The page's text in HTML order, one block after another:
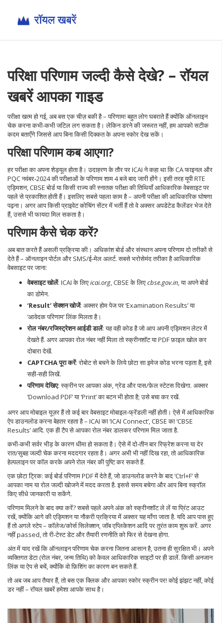
परिक्षा परिणाम जल्दी कैसे देखे? – रॉयल
खबरें आपका गाइड
परीक्षा खत्म हो गई, अब बस एक चीज़ बकी है – परिणाम! बहुत लोग घबराते हैं क्योंकि ऑनलाइन
चेक करना कभी‑कभी जटिल लग सकता है। लेकिन डरने की जरूरत नहीं, हम आपको सटीक
कदम बताएँगे जिससे आप बिना किसी दिक्कत के अपना स्कोर देख सकें।
परिक्षा परिणाम कब आएगा?
हर परीक्षा का अपना शेड्यूल होता है। उदाहरण के तौर पर ICAI ने कहा था कि CA फाइनल और
PQC नवंबर‑2024 की परीक्षाओं के परिणाम शाम 4 बजे बाद जारी होंगे। इसी तरह यूपी RTE
एड्मिशन, CBSE बोर्ड या किसी राज्य की स्नातक परीक्षा की तिथियाँ आधिकारिक वेबसाइट पर
पहले से प्रकाशित होती हैं। इसलिए सबसे पहला काम है – अपनी परीक्षा की आधिकारिक घोषणा
पढ़ना। अगर आप किसी प्राइवेट कोचिंग सेंटर में भर्ती हैं तो वे अक्सर अपडेटेड कैलेंडर भेज देते
हैं, उससे भी फायदा मिल सकता है।
परिणाम कैसे चेक करें?
अब बात करते हैं असली प्रक्रिया की। अधिकांश बोर्ड और संस्थान अपना परिणाम दो तरीकों से
देते हैं – ऑनलाइन पोर्टल और SMS/ई‑मेल अलर्ट. सबसे भरोसेमंद तरीका है आधिकारिक
वेबसाइट पर जाना:
वेबसाइट खोलें: ICAI के लिएicai.org, CBSE के लिएcbse.gov.in, या अपने बोर्ड
का डोमेन.
‘Result’ सेक्शन खोजें: अक्सर होम पेज पर ‘Examination Results’ या
‘आवेदक परिणाम’ लिंक मिलता है।
रोल नंबर/रजिस्ट्रेशन आईडी डालें: यह वही कोड है जो आप अपनी एड्मिशन लेटर में
देखते हैं. अगर आपका रोल नंबर नहीं मिला तो स्क्रीनशॉट या PDF फ़ाइल खोल कर
दोबारा देखें.
CAPTCHA पूरा करें: रोबोट से बचने के लिये छोटा सा इमेज कोड भरना पड़ता है, इसे
सही‑सही लिखें.
परिणाम देखिए: स्क्रीन पर आपका अंक, ग्रेड और पास/फ़ेल स्टेटस दिखेगा. अक्सर
‘Download PDF’ या ‘Print’ का बटन भी होता है; उसे बचा कर रखें.
अगर आप मोबाइल यूज़र हैं तो कई बार वेबसाइट मोबाइल‑फ्रेंडली नहीं होती। ऐसे में आधिकारिक
ऐप डाउनलोड करना बेहतर रहता है – ICAI का ‘ICAI Connect’, CBSE का ‘CBSE
Results’ आदि. एक ही टैप से आपका रोल नंबर डालकर परिणाम मिल जाता है.
कभी‑कभी सर्वर भीड़ के कारण धीमा हो सकता है। ऐसे में दो‑तीन बार रिफ्रेश करना या देर
रात/सुबह जल्दी चेक करना मददगार रहता है। अगर अभी भी नहीं दिख रहा, तो आधिकारिक
हेल्पलाइन पर कॉल करके अपने रोल नंबर की पुष्टि कर सकते हैं.
एक छोटा ट्रिक: कई बोर्ड परिणाम PDF में देते हैं, जो डाउनलोड करने के बाद ‘Ctrl+F’ से
आपका नाम या रोल जल्दी खोजने में मदद करता है. इससे समय बचेगा और आप बिना स्क्रॉल
किए सीधे जानकारी पा सकेंगे.
परिणाम मिलने के बाद क्या करें? सबसे पहले अपने अंक को स्क्रीनशॉट ले लें या प्रिंट आउट
रखें, क्योंकि आगे की एड्मिशन या नौकरी प्रक्रिया में अक्सर यह माँगा जाता है. यदि आप पास हुए
हैं तो अगले स्टेप – कॉलेज/कोर्स सिलेक्शन, जॉब एप्लिकेशन आदि पर तुरंत काम शुरू करें. अगर
नहीं passed, तो री‑टेस्ट डेट और तैयारी रणनीति को फिर से देखना होगा.
अंत में याद रखें कि ऑनलाइन परिणाम चेक करना जितना आसान है, उतना ही सुरक्षित भी। अपने
व्यक्तिगत डेटा (रोल नंबर, जन्म तिथि) को केवल आधिकारिक साइटों पर ही डालें. किसी अनजान
लिंक या ऐप से बचें, क्योंकि वो फ़िशिंग का कारण बन सकते हैं.
तो अब जब आप तैयार हैं, तो बस एक क्लिक और आपका स्कोर स्क्रीन पर! कोई झंझट नहीं, कोई
डर नहीं – रॉयल खबरें हमेशा आपके साथ है।